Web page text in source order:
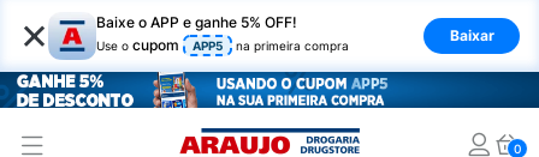
× Baixe o APP e ganhe 5% OFF!
Use o cupom APP5 na primeira compra
Baixar
0